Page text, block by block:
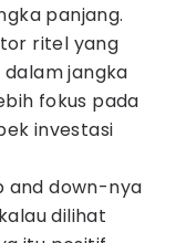
panjang.
ritel yang
jangka
fokus pada
investasi
and down-nya
dilihat